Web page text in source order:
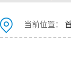
当前位置：